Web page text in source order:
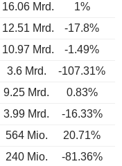
16.06 Mrd. 1%
12.51 Mrd. -17.8%
10.97 Mrd. -1.49%
3.6 Mrd. -107.31%
9.25 Mrd. 0.83%
3.99 Mrd. -16.33%
564 Mio. 20.71%
240 Mio. -81.36%